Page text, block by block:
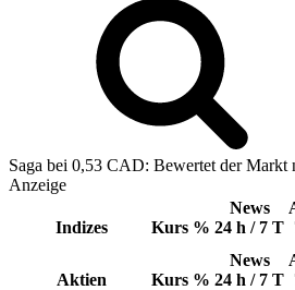
Saga bei 0,53 CAD: Bewertet der
Anzeige
Indizes Kurs %
News
24 h / 7 T
Aktien Kurs %
News
24 h / 7 T